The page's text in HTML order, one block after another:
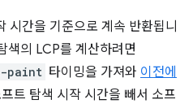
시간을 기준으로 계속 반환됩니
색의 LCP를 계산하려면
paint 타이밍을 가져와 이전에
트 탐색 시작 시간을 빼서 소프